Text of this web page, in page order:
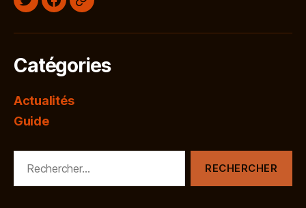
TwitterFacebook
Discord
Catégories
Actualités
Guide